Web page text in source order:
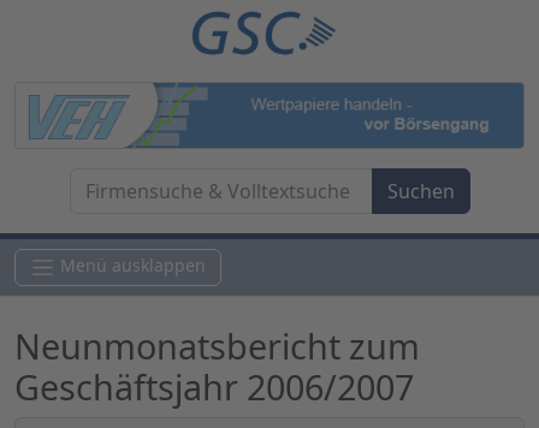
Menü ausklappen
Neunmonatsbericht zum
Geschäftsjahr 2006/2007